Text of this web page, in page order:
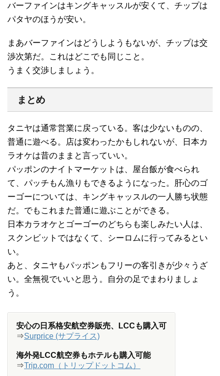
バーファインはキングキャッスルが安くて、チップは
パタヤのほうが安い。
まあバーファインはどうしようもないが、チップは交
渉次第だ。これはどこでも同じこと。
うまく交渉しましょう。
まとめ
タニヤは通常営業に戻っている。客は少ないものの、
普通に遊べる。店は変わったかもしれないが、日本カ
ラオケは昔のままと言っていい。
パッポンのナイトマーケットは、屋台飯が食べられ
て、パッチもん漁りもできるようになった。肝心のゴ
ーゴーについては、キングキャッスルの一人勝ち状態
だ。でもこれまた普通に遊ぶことができる。
日本カラオケとゴーゴーのどちらも楽しみたい人は、
スクンビットではなくて、シーロムに行ってみるとい
い。
あと、タニヤもパッポンもフリーの客引きが少々うざ
い。全無視でいいと思う。自分の足でまわりましょ
う。
安心の日系格安航空券販売、LCCも購入可
⇒Surprice (サプライス)
海外発LCC航空券もホテルも購入可能
⇒Trip.com（トリップドットコム）